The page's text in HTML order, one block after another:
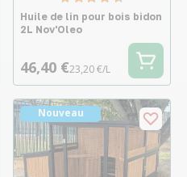
Huile de lin pour bois bidon
2L Nov'Oleo
46,40 €23,20 €/L
Nouveau